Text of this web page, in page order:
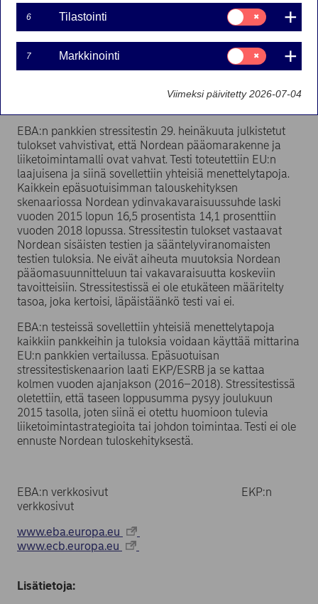
Euroopan pankkiviranomainen (European Banking
Authority, EBA) on toteuttanut EU:n laajuisen pankkien
stressitestin, jonka kohteena oli myös Nordea. Testi
suoritettiin yhteistyössä muun muassa Ruotsin
Euroopan järjestelmäriskikomitean (European Systemic
EBA:n pankkien stressitestin 29. heinäkuuta julkistetut
tulokset vahvistivat, että Nordean pääomarakenne ja
liiketoimintamalli ovat vahvat. Testi toteutettiin EU:n
laajuisena ja siinä sovellettiin yhteisiä menettelytapoja.
Kaikkein epäsuotuisimman talouskehityksen
skenaariossa Nordean ydinvakavaraisuussuhde laski
vuoden 2015 lopun 16,5 prosentista 14,1 prosenttiin
vuoden 2018 lopussa. Stressitestin tulokset vastaavat
Nordean sisäisten testien ja sääntelyviranomaisten
testien tuloksia. Ne eivät aiheuta muutoksia Nordean
pääomasuunnitteluun tai vakavaraisuutta koskeviin
tavoitteisiin. Stressitestissä ei ole etukäteen määritelty
tasoa, joka kertoisi, läpäistäänkö testi vai ei.
EBA:n testeissä sovellettiin yhteisiä menettelytapoja
kaikkiin pankkeihin ja tuloksia voidaan käyttää mittarina
EU:n pankkien vertailussa. Epäsuotuisan
stressitestiskenaarion laati EKP/ESRB ja se kattaa
kolmen vuoden ajanjakson (2016–2018). Stressitestissä
oletettiin, että taseen loppusumma pysyy joulukuun
2015 tasolla, joten siinä ei otettu huomioon tulevia
liiketoimintastrategioita tai johdon toimintaa. Testi ei ole
ennuste Nordean tuloskehityksestä.
EBA:n verkkosivut EKP:n
verkkosivut
www.eba.europa.eu
www.ecb.europa.eu
Lisätietoja:
6 Tilastointi
Suostumusvalinta:
Tilastointi
7 Markkinointi
Suostumusvalinta:
Markkinointi
Viimeksi päivitetty 2026-07-04